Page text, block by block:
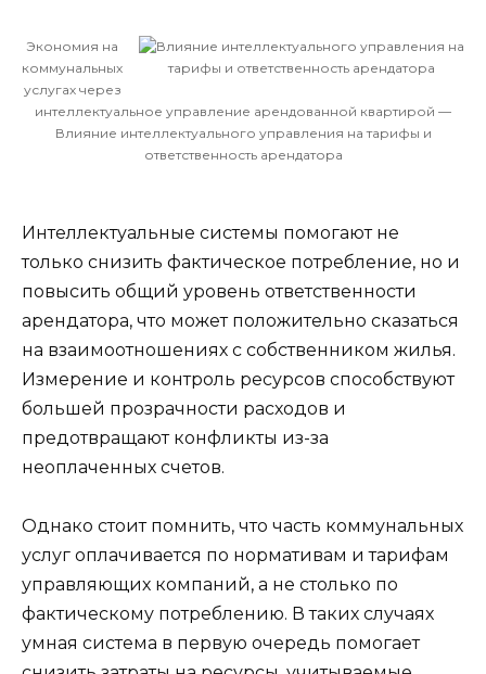
Экономия на
коммунальных
услугах через
интеллектуальное управление арендованной квартирой —
Влияние интеллектуального управления на тарифы и
ответственность арендатора
Интеллектуальные системы помогают не
только снизить фактическое потребление, но и
повысить общий уровень ответственности
арендатора, что может положительно сказаться
на взаимоотношениях с собственником жилья.
Измерение и контроль ресурсов способствуют
большей прозрачности расходов и
предотвращают конфликты из-за
неоплаченных счетов.
Однако стоит помнить, что часть коммунальных
услуг оплачивается по нормативам и тарифам
управляющих компаний, а не столько по
фактическому потреблению. В таких случаях
умная система в первую очередь помогает